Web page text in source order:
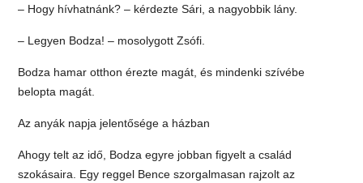
– Hogy hívhatnánk? – kérdezte Sári, a nagyobbik lány.
– Legyen Bodza! – mosolygott Zsófi.
Bodza hamar otthon érezte magát, és mindenki szívébe
belopta magát.
Az anyák napja jelentősége a házban
Ahogy telt az idő, Bodza egyre jobban figyelt a család
szokásaira. Egy reggel Bence szorgalmasan rajzolt az